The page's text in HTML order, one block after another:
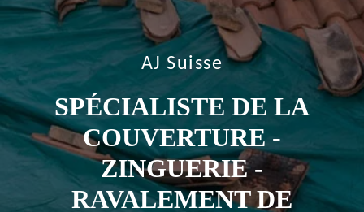
AJ Suisse
SPÉCIALISTE DE LA
COUVERTURE -
ZINGUERIE -
RAVALEMENT DE